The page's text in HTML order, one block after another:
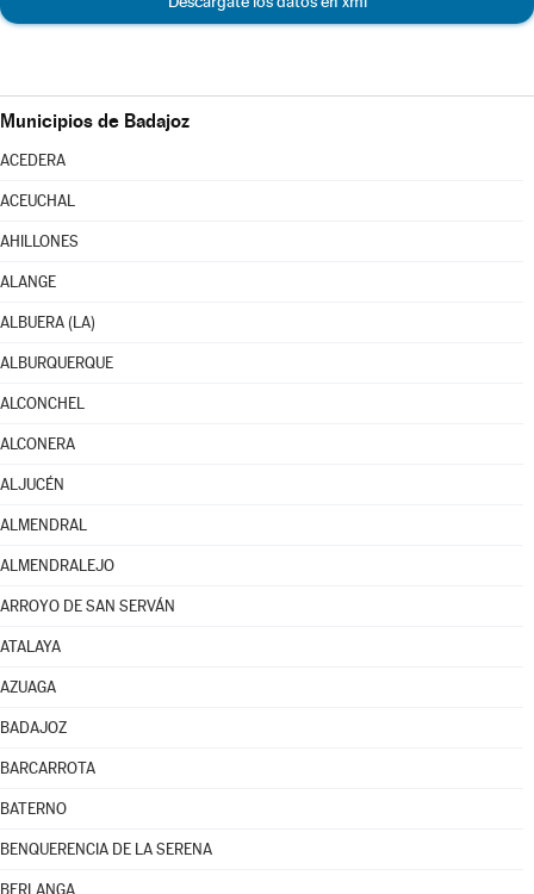
Municipios de Badajoz
ACEDERA
ACEUCHAL
AHILLONES
ALANGE
ALBUERA (LA)
ALBURQUERQUE
ALCONCHEL
ALCONERA
ALJUCÉN
ALMENDRAL
ALMENDRALEJO
ARROYO DE SAN SERVÁN
ATALAYA
AZUAGA
BADAJOZ
BARCARROTA
BATERNO
BENQUERENCIA DE LA SERENA
BERLANGA